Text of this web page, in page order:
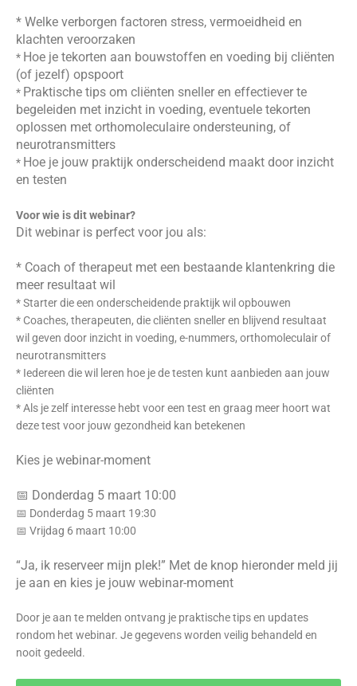
* Welke verborgen factoren stress, vermoeidheid en
klachten veroorzaken
* Hoe je tekorten aan bouwstoffen en voeding bij cliënten
(of jezelf) opspoort
* Praktische tips om cliënten sneller en effectiever te
begeleiden met inzicht in voeding, eventuele tekorten
oplossen met orthomoleculaire ondersteuning, of
neurotransmitters
* Hoe je jouw praktijk onderscheidend maakt door inzicht
en testen
Voor wie is dit webinar?
Dit webinar is perfect voor jou als:
* Coach of therapeut met een bestaande klantenkring die
meer resultaat wil
* Starter die een onderscheidende praktijk wil opbouwen
* Coaches, therapeuten, die cliënten sneller en blijvend resultaat
wil geven door inzicht in voeding, e-nummers, orthomoleculair of
neurotransmitters
* Iedereen die wil leren hoe je de testen kunt aanbieden aan jouw
cliënten
* Als je zelf interesse hebt voor een test en graag meer hoort wat
deze test voor jouw gezondheid kan betekenen
Kies je webinar-moment
📅 Donderdag 5 maart 10:00
📅 Donderdag 5 maart 19:30
📅 Vrijdag 6 maart 10:00
“Ja, ik reserveer mijn plek!” Met de knop hieronder meld jij
je aan en kies je jouw webinar-moment
Door je aan te melden ontvang je praktische tips en updates
rondom het webinar. Je gegevens worden veilig behandeld en
nooit gedeeld.